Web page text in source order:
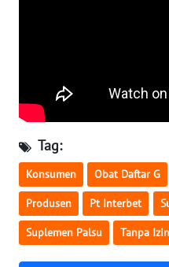
Tag:
Konsumen Obat Daftar G
Produsen Pt Interbet
Suplemen Palsu Tanpa Izin
WN
WN
SULTENG
WN